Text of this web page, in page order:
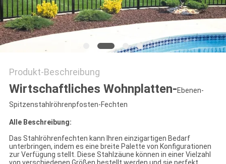
Produkt-Beschreibung
Wirtschaftliches Wohnplatten-Ebenen-
Spitzenstahlröhrenpfosten-Fechten
Alle Beschreibung:
Das Stahlröhrenfechten kann Ihren einzigartigen Bedarf
unterbringen, indem es eine breite Palette von Konfigurationen
zur Verfügung stellt. Diese Stahlzäune können in einer Vielzahl